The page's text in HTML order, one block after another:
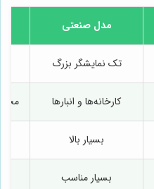
مدل صنعتی
تک نمایشگر بزرگ
کارخانه‌ها و انبارها
بسیار بالا
بسیار مناسب